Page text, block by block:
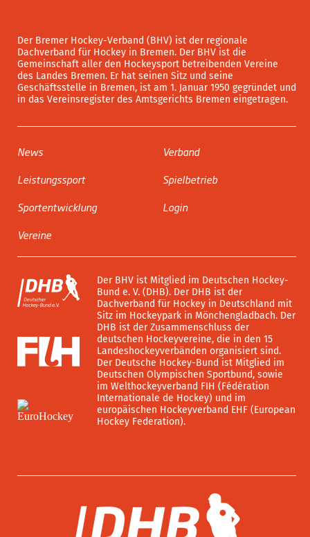
Der Bremer Hockey-Verband (BHV) ist der regionale
Dachverband für Hockey in Bremen. Der BHV ist die
Gemeinschaft aller den Hockeysport betreibenden Vereine
des Landes Bremen. Er hat seinen Sitz und seine
Geschäftsstelle in Bremen, ist am 1. Januar 1950 gegründet und
in das Vereinsregister des Amtsgerichts Bremen eingetragen.
News
Leistungssport
Sportentwicklung
Vereine
Verband
Spielbetrieb
Login
Der BHV ist Mitglied im Deutschen Hockey-
Bund e. V. (DHB). Der DHB ist der
Dachverband für Hockey in Deutschland mit
Sitz im Hockeypark in Mönchengladbach. Der
DHB ist der Zusammenschluss der
deutschen Hockeyvereine, die in den 15
Landeshockeyverbänden organisiert sind.
Der Deutsche Hockey-Bund ist Mitglied im
Deutschen Olympischen Sportbund, sowie
im Welthockeyverband FIH (Fédération
Internationale de Hockey) und im
europäischen Hockeyverband EHF (European
Hockey Federation).